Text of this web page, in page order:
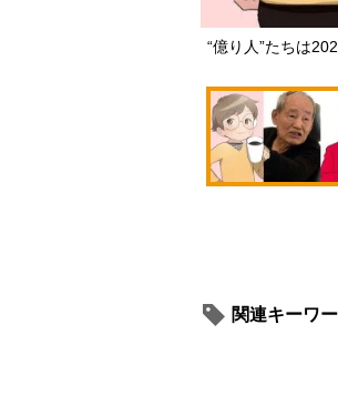
“億り人”たちは
関連キーワ